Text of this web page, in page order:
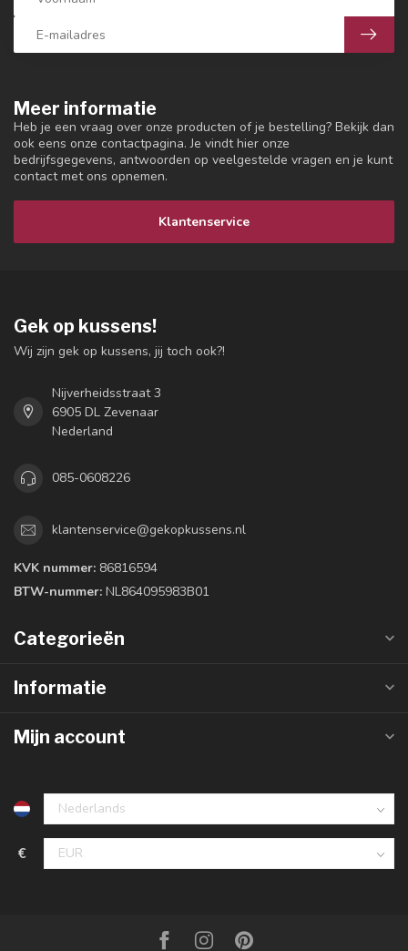
Meer informatie
Heb je een vraag over onze producten of je bestelling? Bekijk dan
ook eens onze contactpagina. Je vindt hier onze
bedrijfsgegevens, antwoorden op veelgestelde vragen en je kunt
contact met ons opnemen.
Klantenservice
Gek op kussens!
Wij zijn gek op kussens, jij toch ook?!
Nijverheidsstraat 3
6905 DL Zevenaar
Nederland
085-0608226
klantenservice@gekopkussens.nl
KVK nummer: 86816594
BTW-nummer: NL864095983B01
Categorieën
Informatie
Mijn account
€